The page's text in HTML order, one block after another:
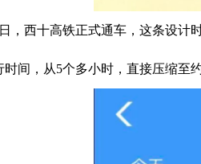
，西十高铁正式通车，这条设计
时间，从5个多小时，直接压缩至